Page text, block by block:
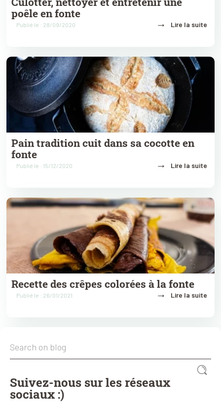
poêle en fonte
Publié le : 28/09/2020 → Lire la suite
Pain tradition cuit dans sa cocotte en
fonte
Publié le : 15/12/2020 → Lire la suite
Recette des crêpes colorées à la fonte
Publié le : 26/01/2021 → Lire la suite
Suivez-nous sur les réseaux
sociaux :)